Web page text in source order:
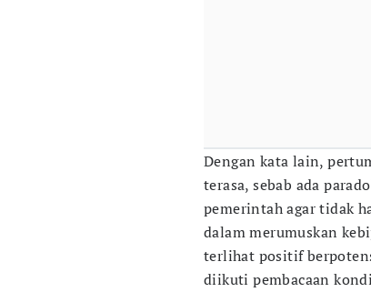
Dengan kata lain,
terasa, sebab ada
pemerintah agar tidak
dalam merumuskan
terlihat positif
diikuti pembacaan